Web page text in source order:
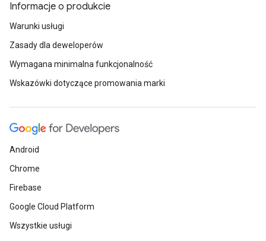
Informacje o produkcie
Warunki usługi
Zasady dla deweloperów
Wymagana minimalna funkcjonalność
Wskazówki dotyczące promowania marki
Android
Chrome
Firebase
Google Cloud Platform
Wszystkie usługi